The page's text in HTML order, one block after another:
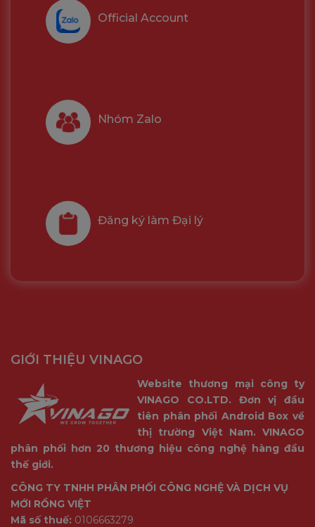
Official Account
Nhóm Zalo
Đăng ký làm Đại lý
GIỚI THIỆU VINAGO
Website thương mại công ty
VINAGO CO.LTD. Đơn vị đầu
tiên phân phối Android Box về
thị trường Việt Nam. VINAGO
phân phối hơn 20 thương hiệu công nghệ hàng đầu
thế giới.
CÔNG TY TNHH PHÂN PHỐI CÔNG NGHỆ VÀ DỊCH VỤ
MỚI RỒNG VIỆT
Mã số thuế: 0106663279